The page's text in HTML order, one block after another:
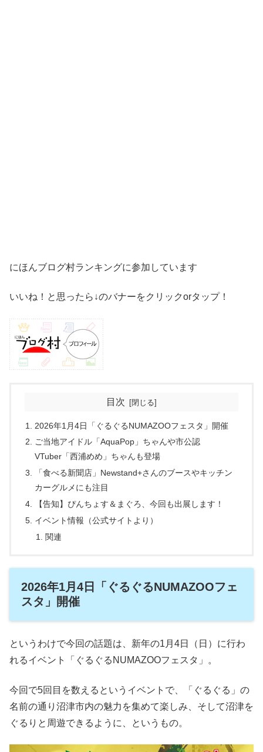
にほんブログ村ランキングに参加しています
いいね！と思ったら↓のバナーをクリックorタップ！
目次
2026年1月4日「ぐるぐるNUMAZOOフェスタ」開催
ご当地アイドル「AquaPop」ちゃんや市公認
VTuber「西浦めめ」ちゃんも登場
「食べる新聞店」Newstand+さんのブースやキッチン
カーグルメにも注目
【告知】ぴんちょす＆まぐろ、今回も出展します！
イベント情報（公式サイトより）
関連
2026年1月4日「ぐるぐるNUMAZOOフェ
スタ」開催
というわけで今回の話題は、新年の1月4日（日）に行わ
れるイベント「ぐるぐるNUMAZOOフェスタ」。
今回で5回目を数えるというイベントで、「ぐるぐる」の
名前の通り沼津市内の魅力を集めて楽しみ、そして沼津を
ぐるりと周遊できるように、というもの。